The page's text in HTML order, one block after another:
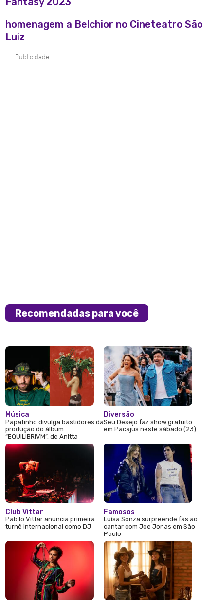
homenagem a Belchior no Cineteatro São
Luiz
Publicidade
Recomendadas para você
Música
Papatinho divulga bastidores da
produção do álbum
“EQUILIBRIVM”, de Anitta
Club Vittar
Pabllo Vittar anuncia primeira
turnê internacional como DJ
Diversão
Seu Desejo faz show gratuito
em Pacajus neste sábado (23)
Famosos
Luísa Sonza surpreende fãs ao
cantar com Joe Jonas em São
Paulo